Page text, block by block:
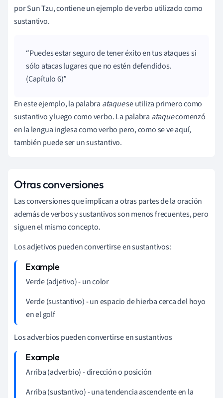
por Sun Tzu, contiene un ejemplo de verbo utilizado como
sustantivo.
Puedes estar seguro de tener éxito en tus ataques si
sólo atacas lugares que no estén defendidos.
(Capítulo 6)
En este ejemplo, la palabra ataquese utiliza primero como
sustantivo y luego como verbo. La palabra ataquecomenzó
en la lengua inglesa como verbo pero, como se ve aquí,
también puede ser un sustantivo.
Otras conversiones
Las conversiones que implican a otras partes de la oración
además de verbos y sustantivos son menos frecuentes, pero
siguen el mismo concepto.
Los adjetivos pueden convertirse en sustantivos:
Verde (adjetivo) - un color
Verde (sustantivo) - un espacio de hierba cerca del hoyo
en el golf
Los adverbios pueden convertirse en sustantivos
Arriba (adverbio) - dirección o posición
Arriba (sustantivo) - una tendencia ascendente en la